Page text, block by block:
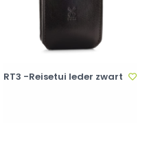
RT3 -Reisetui leder zwart